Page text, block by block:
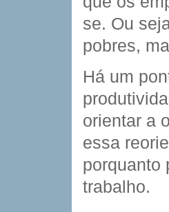
se. Ou
pobres,
Há um
orientar a
essa
porquanto
trabalho.